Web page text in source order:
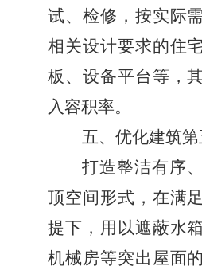
试、检修，按实际
相关设计要求的住
板、设备平台等，
入容积率。
五、优化建筑
打造整洁有序
顶空间形式，在满
提下，用以遮蔽水
机械房等突出屋面